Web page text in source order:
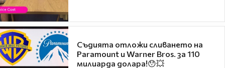
Съдията отложи сливането на
Paramount и Warner Bros. за 110
милиарда долара!😯💥